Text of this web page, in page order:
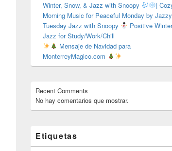
Winter, Snow, & Jazz with Snoopy
|
Morning Music for Peaceful Monday by Jazzy
Tuesday Jazz with Snoopy
Positive Winter
Jazz for Study/Work/Chill
Mensaje de Navidad para
MonterreyMagico.com
Recent Comments
No hay comentarios que mostrar.
Etiquetas